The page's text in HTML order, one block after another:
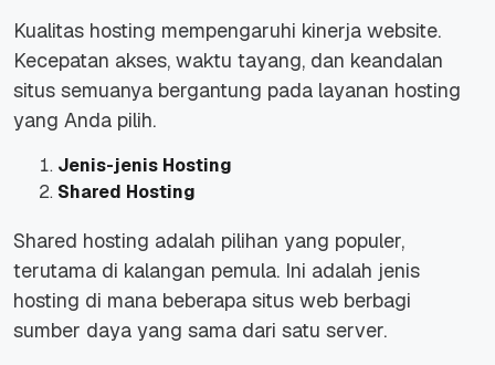
Kualitas hosting mempengaruhi kinerja website.
Kecepatan akses, waktu tayang, dan keandalan
situs semuanya bergantung pada layanan hosting
yang Anda pilih.
Jenis-jenis Hosting
Shared Hosting
Shared hosting adalah pilihan yang populer,
terutama di kalangan pemula. Ini adalah jenis
hosting di mana beberapa situs web berbagi
sumber daya yang sama dari satu server.